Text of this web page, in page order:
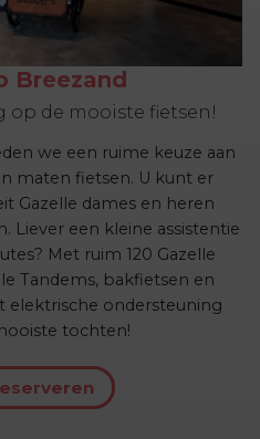
Breezand
op de mooiste fietsen!
we een ruime keuze aan
maten fietsen. U kunt er
Gazelle dames en heren
Liever een kleine assistentie
Met ruim 120 Gazelle
Tandems, bakfietsen en
elektrische ondersteuning
tochten!